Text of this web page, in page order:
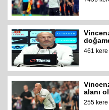
461
alanı
255